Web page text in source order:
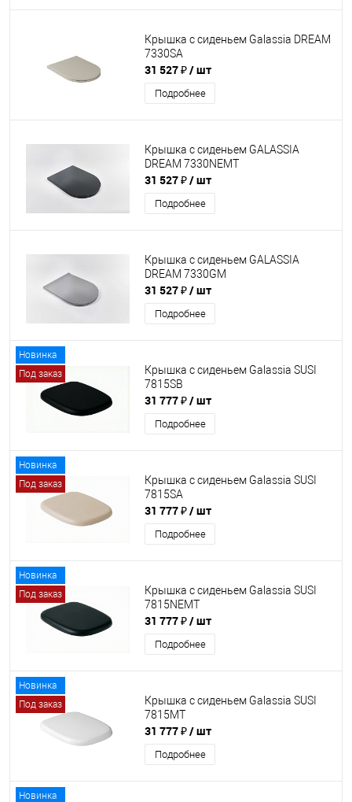
Крышка с сиденьем Galassia DREAM
7330SA
31 527 ₽/ шт
Подробнее
Крышка с сиденьем GALASSIA
DREAM 7330NEMT
31 527 ₽/ шт
Подробнее
Крышка с сиденьем GALASSIA
DREAM 7330GM
31 527 ₽/ шт
Подробнее
Новинка
Под заказ
Крышка с сиденьем Galassia SUSI
7815SB
31 777 ₽/ шт
Подробнее
Новинка
Под заказ
Крышка с сиденьем Galassia SUSI
7815SA
31 777 ₽/ шт
Подробнее
Новинка
Под заказ
Крышка с сиденьем Galassia SUSI
7815NEMT
31 777 ₽/ шт
Подробнее
Новинка
Под заказ
Крышка с сиденьем Galassia SUSI
7815MT
31 777 ₽/ шт
Подробнее
Новинка